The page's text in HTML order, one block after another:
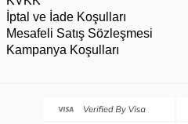
İptal ve İade Koşulları
Mesafeli Satış Sözleşmesi
Kampanya Koşulları